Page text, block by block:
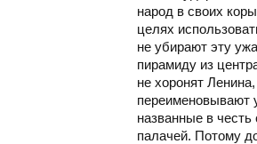
народ в своих
целях
не убирают эту
пирамиду из
не хоронят
переименовывают
названные в честь
палачей. Потому